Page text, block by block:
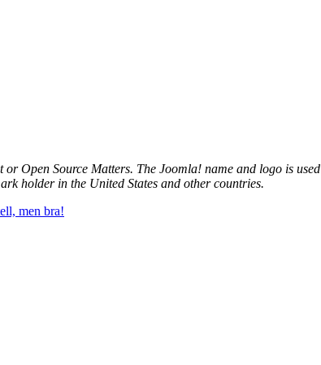
Open Source Matters. The Joomla! name and logo is used
holder in the United States and other countries.
men bra!